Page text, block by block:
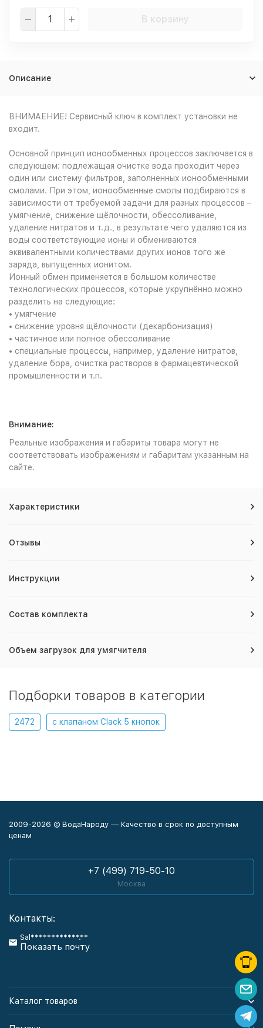
В корзину
Описание
ВНИМАЕНИЕ! Сервисный ключ в комплект установки не
входит.
Основной принцип ионообменных процессов заключается в
следующем: подлежащая очистке вода проходит через
один или систему фильтров, заполненных ионообменными
смолами. При этом, ионообменные смолы подбираются в
зависимости от требуемой задачи для разных процессов –
умягчение, снижение щёлочности, обессоливание,
удаление нитратов и т.д., в результате чего удаляются из
воды соответствующие ионы и обмениваются
эквивалентными количествами других ионов того же
заряда, выпущенных ионитом.
Ионный обмен применяется в большом количестве
технологических процессов, которые укрупнённо можно
разделить на следующие:
• умягчение
• снижение уровня щёлочности (декарбонизация)
• частичное или полное обессоливание
• специальные процессы, например, удаление нитратов,
удаление бора, очистка растворов в фармацевтической
промышленности и т.п.
Внимание:
Реальные изображения и габариты товара могут не
соответствовать изображениям и габаритам указанным на
сайте.
Характеристики
Отзывы
Инструкции
Состав комплекта
Объем загрузок для умягчителя
Подборки товаров в категории
2472 с клапаном Clack 5 кнопок
2009-2026 © ВодаНароду — Качество в срок по доступным
ценам
+7 (499) 719-50-10
Москва
Контакты:
Sal************.**
Показать почту
Каталог товаров